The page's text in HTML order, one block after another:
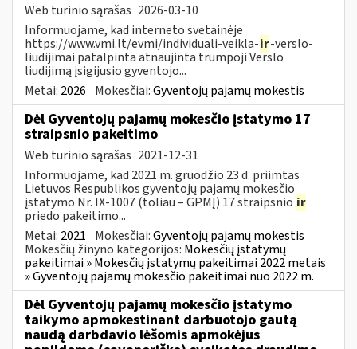
Web turinio sąrašas 2026-03-10
Informuojame, kad interneto svetainėje
https://www.vmi.lt/evmi/individuali-veikla-ir-verslo-
liudijimai patalpinta atnaujinta trumpoji Verslo
liudijimą įsigijusio gyventojo...
Metai: 2026 Mokesčiai:Gyventojų pajamų mokestis
Dėl Gyventojų pajamų mokesčio įstatymo 17
straipsnio pakeitimo
Web turinio sąrašas 2021-12-31
Informuojame, kad 2021 m. gruodžio 23 d. priimtas
Lietuvos Respublikos gyventojų pajamų mokesčio
įstatymo Nr. IX-1007 (toliau – GPMĮ) 17 straipsnio ir
priedo pakeitimo...
Metai: 2021 Mokesčiai:Gyventojų pajamų mokestis
Mokesčių žinyno kategorijos: Mokesčių įstatymų
pakeitimai » Mokesčių įstatymų pakeitimai 2022 metais
» Gyventojų pajamų mokesčio pakeitimai nuo 2022 m.
Dėl Gyventojų pajamų mokesčio įstatymo
taikymo apmokestinant darbuotojo gautą
naudą darbdavio lėšomis apmokėjus